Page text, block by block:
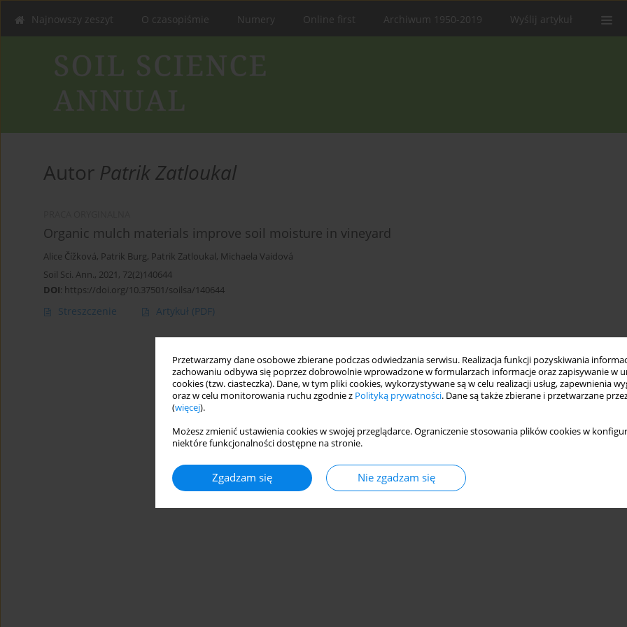
Przetwarzamy dane osobowe zbierane podczas odwiedzania serwisu. Realizacja funkcji pozyskiwania
zachowaniu odbywa się poprzez dobrowolnie wprowadzone w formularzach informacje oraz zapisywanie w
cookies (tzw. ciasteczka). Dane, w tym pliki cookies, wykorzystywane są w celu realizacji usług, zapewnienia
oraz w celu monitorowania ruchu zgodnie z Polityką prywatności. Dane są także zbierane i przetwarzane
(więcej).
Możesz zmienić ustawienia cookies w swojej przeglądarce. Ograniczenie stosowania plików cookies w
niektóre funkcjonalności dostępne na stronie.
Zgadzam się Nie zgadzam się
Najnowszy zeszyt O czasopiśmie Numery Online first Archiwum 1950-2019 Wyślij artykuł
Autor Patrik Zatloukal
Organic mulch materials improve soil moisture in vineyard
Alice Čížková, Patrik Burg, Patrik Zatloukal, Michaela Vaidová
Soil Sci. Ann., 2021, 72(2)140644
DOI: https://doi.org/10.37501/soilsa/140644
Streszczenie Artykuł (PDF)